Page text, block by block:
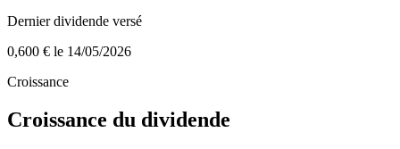
Dernier dividende versé
0,600 € le 14/05/2026
Croissance
Croissance du dividende